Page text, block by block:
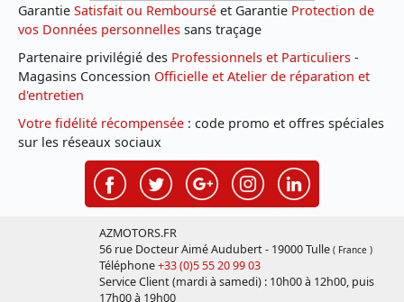
Garantie Satisfait ou Remboursé et Garantie Protection de
vos Données personnelles sans traçage
Partenaire privilégié des Professionnels et Particuliers -
Magasins Concession Officielle et Atelier de réparation et
d'entretien
Votre fidélité récompensée : code promo et offres spéciales
sur les réseaux sociaux
AZMOTORS.FR
56 rue Docteur Aimé Audubert - 19000 Tulle ( France )
Téléphone+33 (0)5 55 20 99 03
Service Client (mardi à samedi) : 10h00 à 12h00, puis
17h00 à 19h00